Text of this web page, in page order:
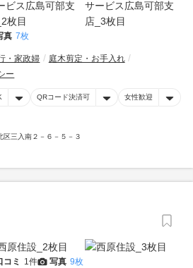
真 7枚
・家政婦
庭木剪定・お手入れ
ー
QRコード決済可 女性歓迎
区三入南２－６－５－３
コミ 1件 写真 9枚